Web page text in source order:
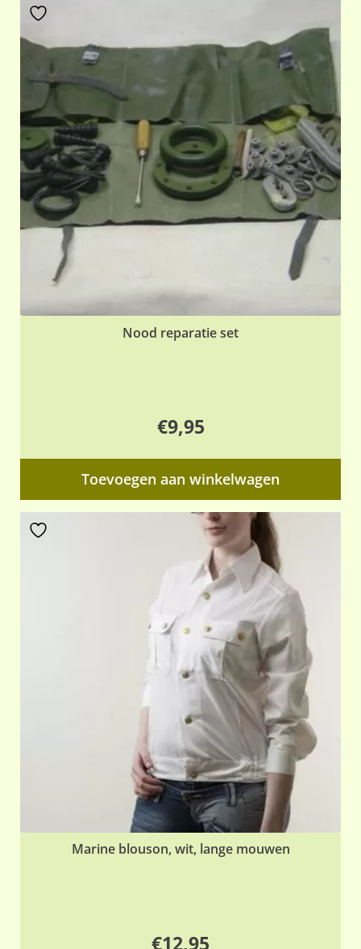
Nood reparatie set
€9,95
Toevoegen aan winkelwagen
Marine blouson, wit, lange mouwen
€12,95